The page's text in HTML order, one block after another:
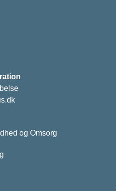
og Omsorg